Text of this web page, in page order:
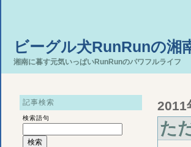
ビーグル犬RunRunの湘
湘南に暮す元気いっぱいRunRunのパワフルライフ
記事検索
検索語句
2011
た